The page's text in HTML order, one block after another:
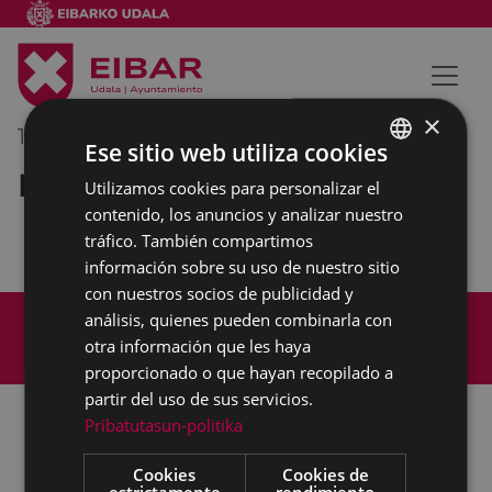
12/06/2019
Pleno Municipal
Aviso legal
Política de cookies
Accesibilidad
BASQUE
SPANISH
×
Ese sitio web utiliza cookies
Utilizamos cookies para personalizar el
contenido, los anuncios y analizar nuestro
tráfico. También compartimos
información sobre su uso de nuestro sitio
con nuestros socios de publicidad y
análisis, quienes pueden combinarla con
otra información que les haya
proporcionado o que hayan recopilado a
partir del uso de sus servicios.
Pribatutasun-politika
Cookies
Cookies de